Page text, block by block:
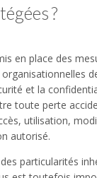
?
en place des
et la
toute perte
utilisation,
autorisé.
particularités